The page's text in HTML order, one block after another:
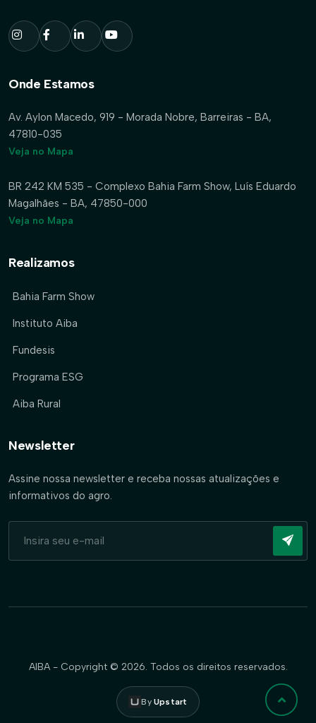
Onde Estamos
Av. Aylon Macedo, 919 - Morada Nobre, Barreiras - BA,
47810-035
Veja no Mapa
BR 242 KM 535 - Complexo Bahia Farm Show, Luís Eduardo
Magalhães - BA, 47850-000
Veja no Mapa
Realizamos
Bahia Farm Show
Instituto Aiba
Fundesis
Programa ESG
Aiba Rural
Newsletter
Assine nossa newsletter e receba nossas atualizações e
informativos do agro.
AIBA - Copyright © 2026. Todos os direitos reservados.
ByUpstart